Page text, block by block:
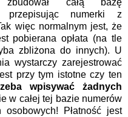
całą bazę
przepisując numerki z
więc normalnym jest, że
pobierana opłata (na tle
zbliżona do innych). U
wystarczy zarejestrować
przy tym istotne czy ten
wpisywać żadnych
w całej tej bazie numerów
Płatność jest